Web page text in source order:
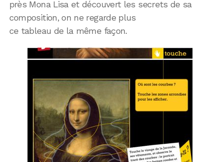
près Mona Lisa et découvert les secrets de sa
composition, on ne regarde plus
ce tableau de la même façon.